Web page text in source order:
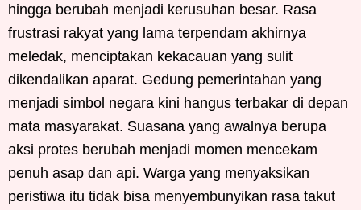
hingga berubah menjadi kerusuhan besar. Rasa
frustrasi rakyat yang lama terpendam akhirnya
meledak, menciptakan kekacauan yang sulit
dikendalikan aparat. Gedung pemerintahan yang
menjadi simbol negara kini hangus terbakar di depan
mata masyarakat. Suasana yang awalnya berupa
aksi protes berubah menjadi momen mencekam
penuh asap dan api. Warga yang menyaksikan
peristiwa itu tidak bisa menyembunyikan rasa takut